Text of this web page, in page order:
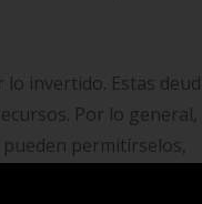
invertido. Estas
Por lo general,
permitírselos,
y acarrean una